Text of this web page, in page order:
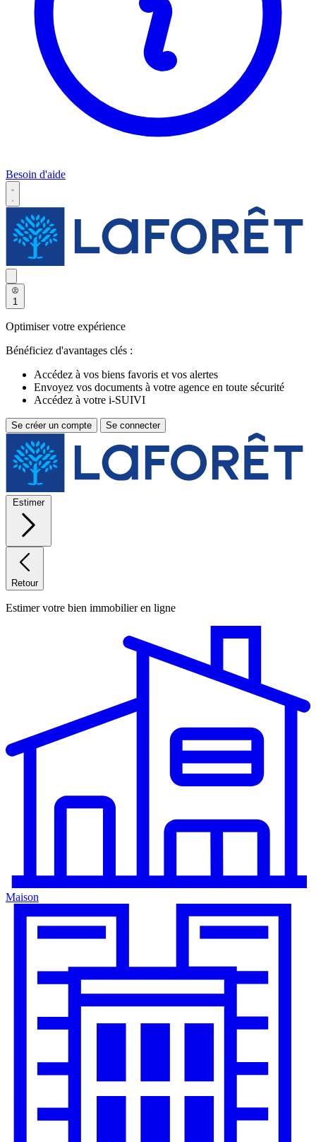
Besoin d'aide
1
Optimiser votre expérience
Bénéficiez d'avantages clés :
Accédez à vos biens favoris et vos alertes
Envoyez vos documents à votre agence en toute sécurité
Accédez à votre i-SUIVI
Se créer un compte Se connecter
Estimer
Retour
Estimer votre bien immobilier en ligne
Maison